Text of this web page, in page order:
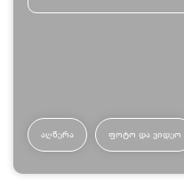
ᲐᲦᲬᲔᲠᲐ ᲤᲝᲢᲝ ᲓᲐ ᲕᲘᲓᲔᲝ